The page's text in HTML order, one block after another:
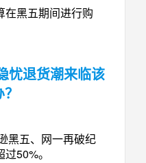
在黑五期间进行购
忧退货潮来临该
黑五、网一再破纪
50%。